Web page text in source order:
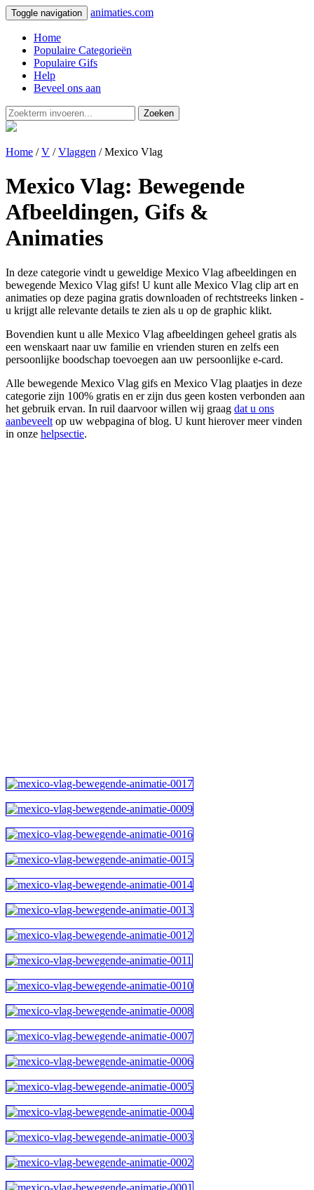
Toggle navigation animaties.com
Home
Populaire Categorieën
Populaire Gifs
Help
Beveel ons aan
Zoeken
Home /V /Vlaggen / Mexico Vlag
Mexico Vlag: Bewegende
Afbeeldingen, Gifs &
Animaties
In deze categorie vindt u geweldige Mexico Vlag afbeeldingen en
bewegende Mexico Vlag gifs! U kunt alle Mexico Vlag clip art en
animaties op deze pagina gratis downloaden of rechtstreeks linken -
u krijgt alle relevante details te zien als u op de graphic klikt.
Bovendien kunt u alle Mexico Vlag afbeeldingen geheel gratis als
een wenskaart naar uw familie en vrienden sturen en zelfs een
persoonlijke boodschap toevoegen aan uw persoonlijke e-card.
Alle bewegende Mexico Vlag gifs en Mexico Vlag plaatjes in deze
categorie zijn 100% gratis en er zijn dus geen kosten verbonden aan
het gebruik ervan. In ruil daarvoor willen wij graag dat u ons
aanbeveelt op uw webpagina of blog. U kunt hierover meer vinden
in onze helpsectie.